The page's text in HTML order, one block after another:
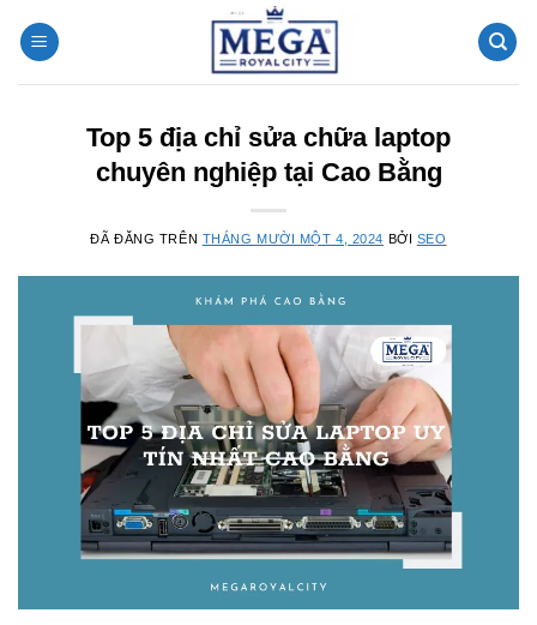
đến
Top 5 địa chỉ sửa chữa laptop
chuyên nghiệp tại Cao Bằng
ĐÃ ĐĂNG TRÊN THÁNG MƯỜI MỘT 4, 2024 BỞI SEO